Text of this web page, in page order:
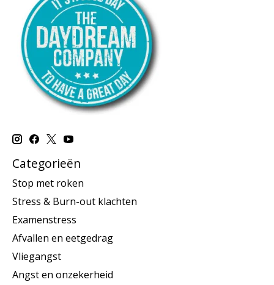
Categorieën
Stop met roken
Stress & Burn-out klachten
Examenstress
Afvallen en eetgedrag
Vliegangst
Angst en onzekerheid